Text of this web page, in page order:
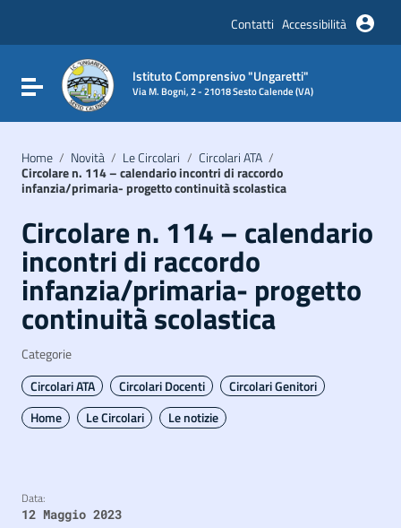
Vai al footer
Contatti Accessibilità
Attiva / disattiva la navigazione
Istituto Comprensivo "Ungaretti"
Via M. Bogni, 2 - 21018 Sesto Calende (VA)
Home / Novità / Le Circolari / Circolari ATA /
Circolare n. 114 – calendario incontri di raccordo
infanzia/primaria- progetto continuità scolastica
Circolare n. 114 – calendario
incontri di raccordo
infanzia/primaria- progetto
continuità scolastica
Categorie
Circolari ATA
Circolari Docenti
Circolari Genitori
Home
Le Circolari Le notizie
Data:
12 Maggio 2023